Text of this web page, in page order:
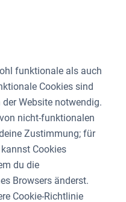
funktionale als auch
Cookies sind
Website notwendig.
nicht-funktionalen
Zustimmung; für
Cookies
du die
Browsers änderst.
Cookie-Richtlinie